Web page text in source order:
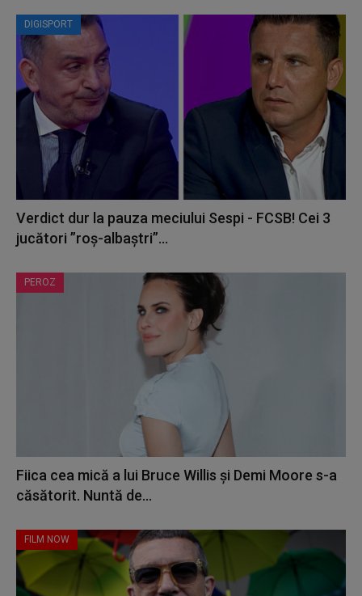
DIGISPORT
Verdict dur la pauza meciului Sespi - FCSB! Cei 3
jucători ”roș-albaștri”...
PEROZ
Fiica cea mică a lui Bruce Willis și Demi Moore s-a
căsătorit. Nuntă de...
FILM NOW